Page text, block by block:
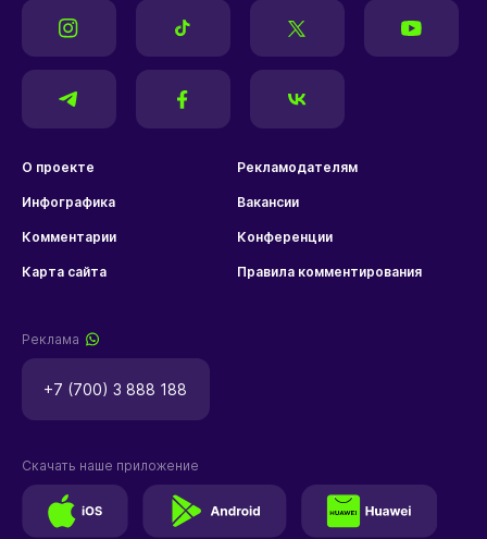
О проекте Рекламодателям
Инфографика Вакансии
Комментарии Конференции
Карта сайта Правила комментирования
Реклама
+7 (700) 3 888 188
Скачать наше приложение